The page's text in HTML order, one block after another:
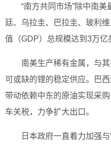
“南方共同市场”除中南
廷、乌拉圭、巴拉圭、玻利
值（GDP）总规模达到3万亿
南美生产稀有金属，与
可或缺的锂的稳定供应。巴
带动依赖中东的原油实现采
车关税，力争扩大出口。
日本政府一直着力加强